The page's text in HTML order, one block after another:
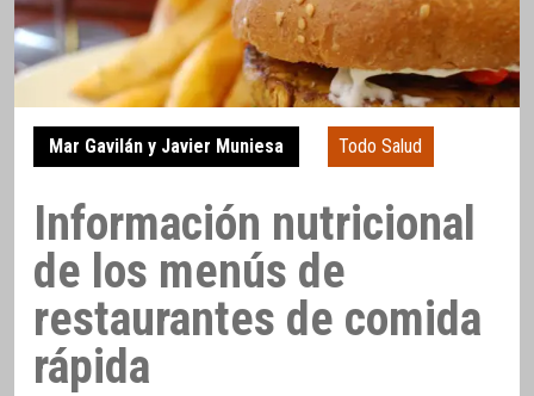
Mar Gavilán y Javier Muniesa Todo Salud
Información nutricional
de los menús de
restaurantes de comida
rápida